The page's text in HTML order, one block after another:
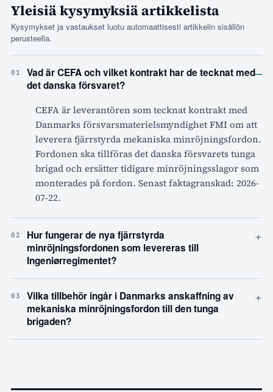
Yleisiä kysymyksiä artikkelista
Kysymykset ja vastaukset luotu automaattisesti artikkelin sisällön
perusteella.
01
Vad är CEFA och vilket kontrakt har de tecknat med
det danska försvaret?
–
CEFA är leverantören som tecknat kontrakt med
Danmarks försvarsmaterielsmyndighet FMI om att
leverera fjärrstyrda mekaniska minröjningsfordon.
Fordonen ska tillföras det danska försvarets tunga
brigad och ersätter tidigare minröjningsslagor som
monterades på fordon. Senast faktagranskad: 2026-
07-22.
02
Hur fungerar de nya fjärrstyrda
minröjningsfordonen som levereras till
Ingeniørregimentet?
+
03
Vilka tillbehör ingår i Danmarks anskaffning av
mekaniska minröjningsfordon till den tunga
brigaden?
+